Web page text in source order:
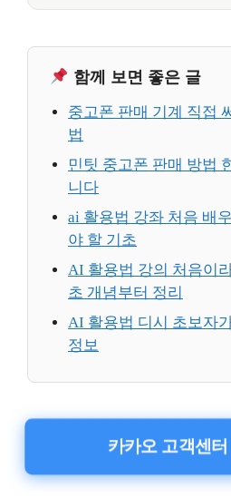
함께 보면 좋은 글
중고폰 판매 기계 직접
법
민팃 중고폰 판매 방법
니다
ai 활용법 강좌 처음 배
야 할 기초
AI 활용법 강의 처음이
초 개념부터 정리
AI 활용법 디시 초보자
정보
카카오 고객센터